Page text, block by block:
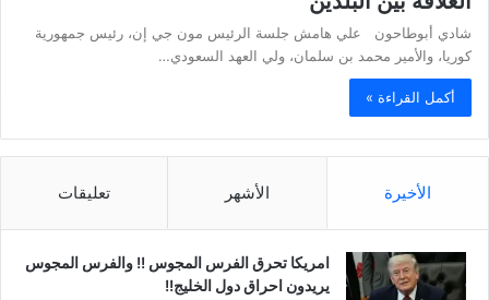
شادي أبوطاحون علي هامش جلسة الرئيس مون جي إن، رئيس جمهورية
كوريا، والأمير محمد بن سلمان، ولي العهد السعودي…
أكمل القراءة »
الأخيرة الأشهر تعليقات
امريكا تحرق الفرس المجوس !! والفرس المجوس
يريدون احراق دول الخليج!!